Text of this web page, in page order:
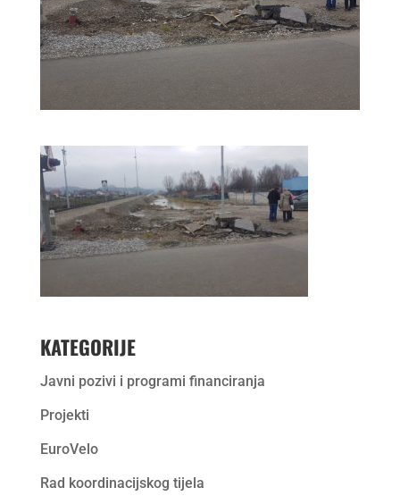
KATEGORIJE
Javni pozivi i programi financiranja
Projekti
EuroVelo
Rad koordinacijskog tijela